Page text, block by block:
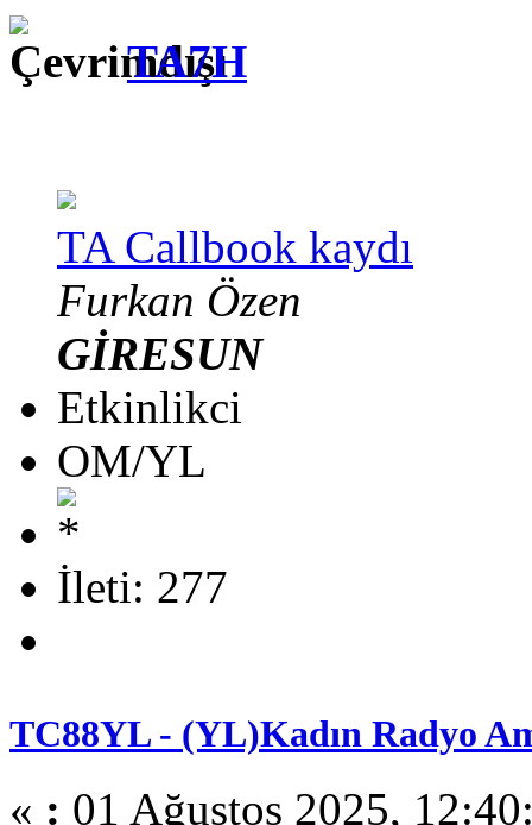
TA7H
TA Callbook kaydı
Furkan Özen
GİRESUN
Etkinlikci
OM/YL
İleti: 277
TC88YL - (YL)Kadın Radyo
« : 01 Ağustos 2025,